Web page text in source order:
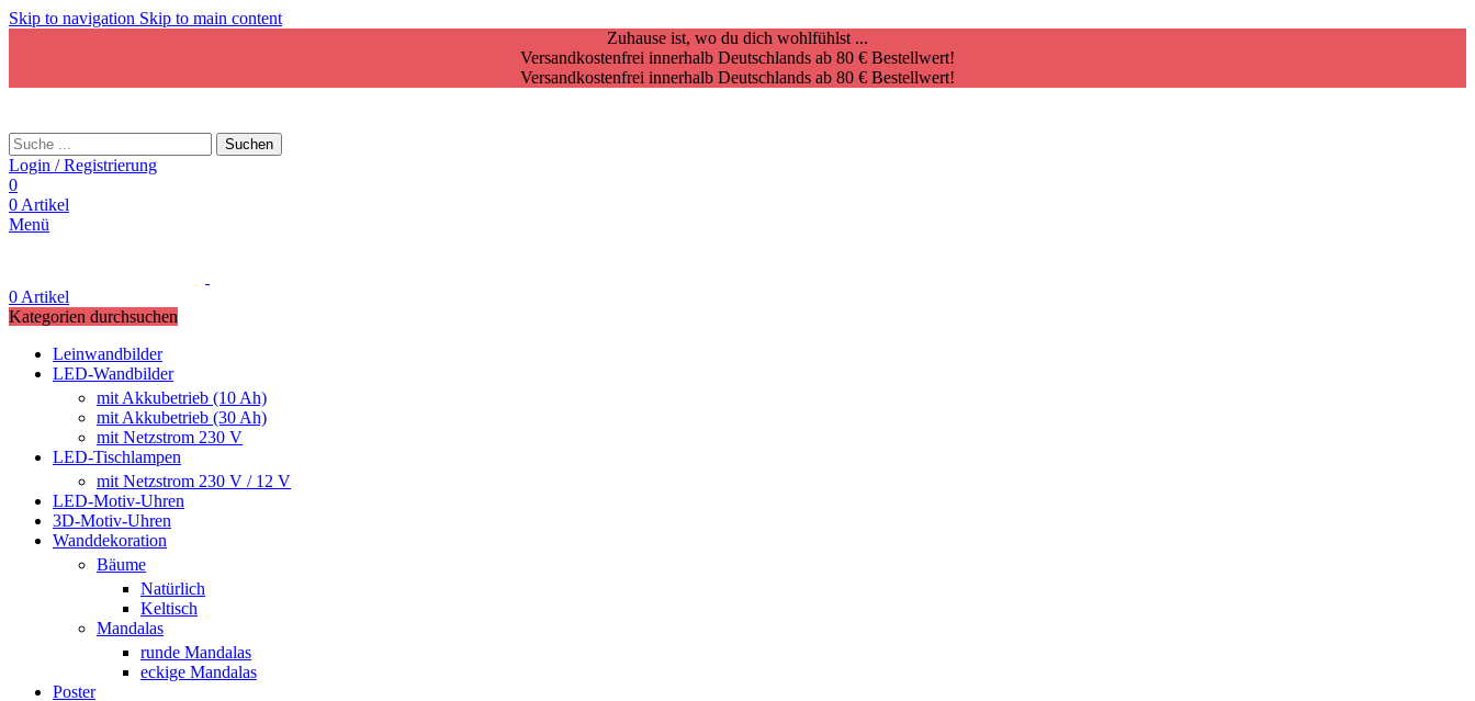
Skip to navigation Skip to main content
Zuhause ist, wo du dich wohlfühlst ...
Versandkostenfrei innerhalb Deutschlands ab 80 € Bestellwert!
Versandkostenfrei innerhalb Deutschlands ab 80 € Bestellwert!
Suchen
Login / Registrierung
0
0 Artikel
Menü
0 Artikel
Kategorien durchsuchen
Leinwandbilder
LED-Wandbilder
mit Akkubetrieb (10 Ah)
mit Akkubetrieb (30 Ah)
mit Netzstrom 230 V
LED-Tischlampen
mit Netzstrom 230 V / 12 V
LED-Motiv-Uhren
3D-Motiv-Uhren
Wanddekoration
Bäume
Natürlich
Keltisch
Mandalas
runde Mandalas
eckige Mandalas
Poster